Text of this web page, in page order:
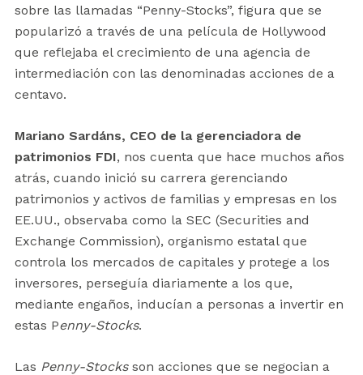
sobre las llamadas “Penny-Stocks”, figura que se
popularizó a través de una película de Hollywood
que reflejaba el crecimiento de una agencia de
intermediación con las denominadas acciones de a
centavo.
Mariano Sardáns, CEO de la gerenciadora de
patrimonios FDI, nos cuenta que hace muchos años
atrás, cuando inició su carrera gerenciando
patrimonios y activos de familias y empresas en los
EE.UU., observaba como la SEC (Securities and
Exchange Commission), organismo estatal que
controla los mercados de capitales y protege a los
inversores, perseguía diariamente a los que,
mediante engaños, inducían a personas a invertir en
estas Penny-Stocks.
Las Penny-Stocksson acciones que se negocian a